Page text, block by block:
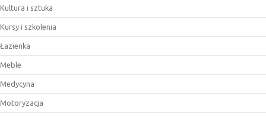
Kultura i sztuka
Kursy i szkolenia
Łazienka
Meble
Medycyna
Motoryzacja